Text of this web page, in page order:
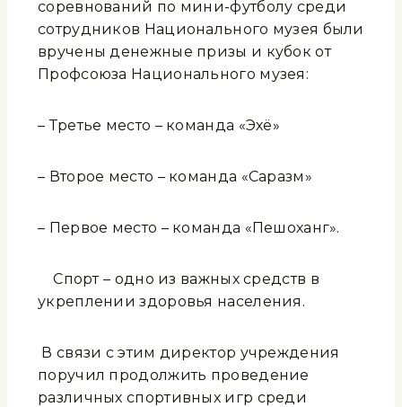
соревнований по мини-футболу среди
сотрудников Национального музея были
вручены денежные призы и кубок от
Профсоюза Национального музея:
– Третье место – команда «Эхё»
– Второе место – команда «Саразм»
– Первое место – команда «Пешоханг».
Спорт – одно из важных средств в
укреплении здоровья населения.
В связи с этим директор учреждения
поручил продолжить проведение
различных спортивных игр среди